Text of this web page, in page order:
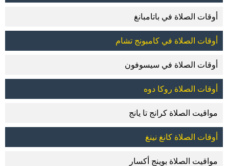
أوقات الصلاة في باتامبانغ
أوقات الصلاة في كامبونج تشام
أوقات الصلاة في سيسوفون
أوقات الصلاة روكا دوه
مواقيت الصلاة كرانج تا يانج
أوقات الصلاة كانغ نينغ
مواقيت الصلاة بوينج أكسار